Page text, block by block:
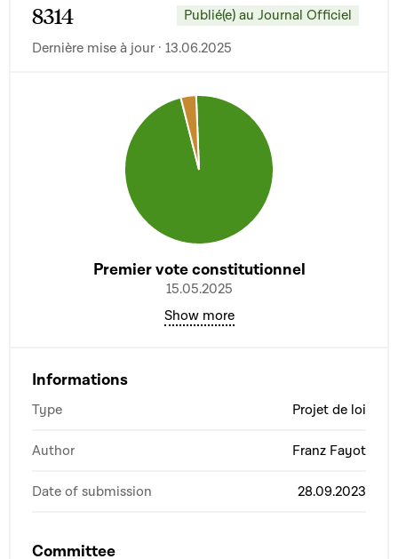
8314
Publié(e) au Journal Officiel
Dernière mise à jour · 13.06.2025
Premier vote constitutionnel
15.05.2025
Show more
Informations
Type Projet de loi
Author Franz Fayot
Date of submission 28.09.2023
Committee